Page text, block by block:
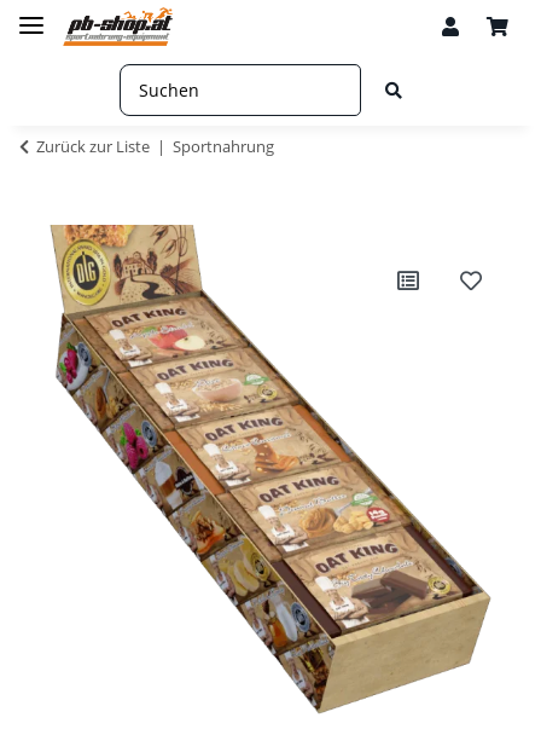
Zurück zur Liste Sportnahrung